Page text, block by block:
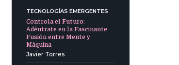
TECNOLOGÍAS EMERGENTES
Controla el Futuro:
Adéntrate en la Fascinante
Fusión entre Mente y
Máquina
Javier Torres